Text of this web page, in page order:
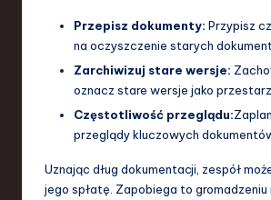
Przepisz dokumenty: Przypisz
na oczyszczenie starych
Zarchiwizuj stare wersje:
oznacz stare wersje jako
Częstotliwość przeglądu:
przeglądy kluczowych
Uznając dług dokumentacji, zespół
jego spłatę. Zapobiega to gromadzeniu